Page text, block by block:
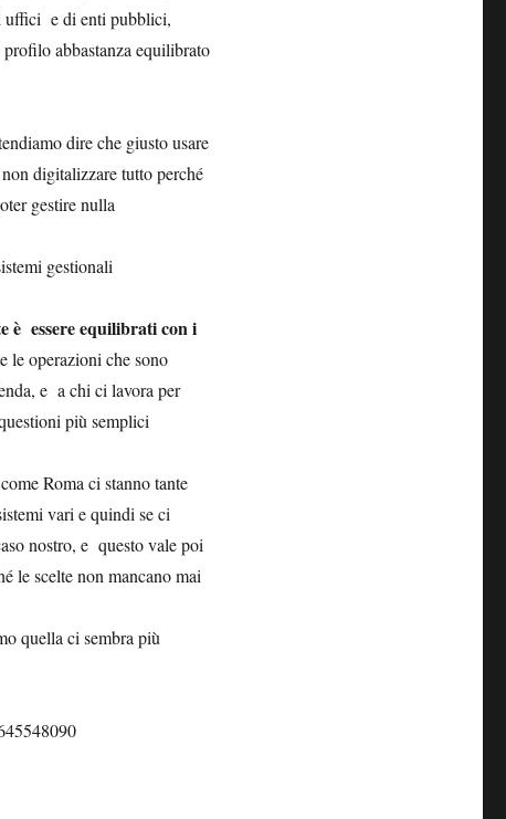
uffici e di enti pubblici,
abbastanza equilibrato
dire che giusto usare
digitalizzare tutto perché
gestire nulla
gestionali
è essere equilibrati con i
le operazioni che sono
e a chi ci lavora per
più semplici
Roma ci stanno tante
vari e quindi se ci
nostro, e questo vale poi
le scelte non mancano mai
quella ci sembra più